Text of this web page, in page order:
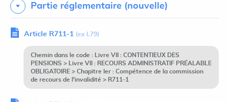
Partie réglementaire (nouvelle)
Article R711-1 (ex L79)
Chemin dans le code : Livre VII : CONTENTIEUX DES
PENSIONS > Livre VII : RECOURS ADMINISTRATIF PRÉALABLE
OBLIGATOIRE > Chapitre Ier : Compétence de la commission
de recours de l'invalidité > R711-1